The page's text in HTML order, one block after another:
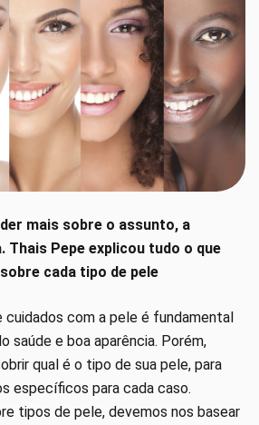
mais sobre o assunto, a
Pepe explicou tudo o que
cada tipo de pele
cuidados com a pele é fundamental
saúde e boa aparência. Porém,
qual é o tipo de sua pele, para
específicos para cada caso.
tipos de pele, devemos nos basear